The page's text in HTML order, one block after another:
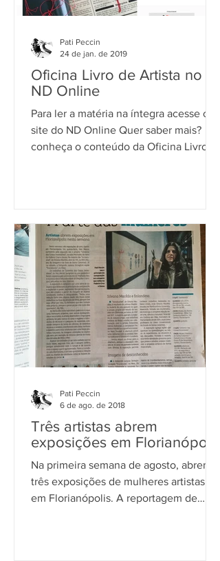
Oficina Livro de Artista no
ND Online
Para ler a matéria na íntegra acesse o
site do ND Online Quer saber mais?
conheça o conteúdo da Oficina Livro
Pati Peccin
24 de jan. de 2019
Três artistas abrem
exposições em Florianópolis
Na primeira semana de agosto, abrem
três exposições de mulheres artistas
em Florianópolis. A reportagem de
Pati Peccin
6 de ago. de 2018